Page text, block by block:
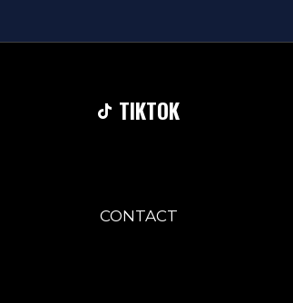
TIKTOK
CONTACT